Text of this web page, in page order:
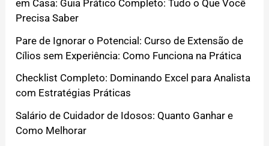
em Casa: Guia Prático Completo: Tudo o Que Você
Precisa Saber
Pare de Ignorar o Potencial: Curso de Extensão de
Cílios sem Experiência: Como Funciona na Prática
Checklist Completo: Dominando Excel para Analista
com Estratégias Práticas
Salário de Cuidador de Idosos: Quanto Ganhar e
Como Melhorar